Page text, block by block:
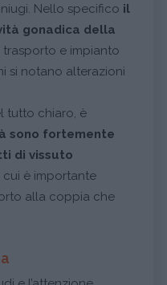
Nello specifico il
gonadica della
trasporto e impianto
si notano alterazioni
tutto chiaro, è
sono fortemente
di vissuto
è importante
alla coppia che